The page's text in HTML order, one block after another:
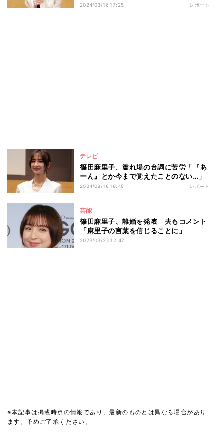
2024/03/16 17:25 レポート
テレビ
篠田麻里子、濡れ場の台詞に苦労「『あ
ーん』とか今まで覚えたことのない…」
2024/03/16 16:45 レポート
芸能
篠田麻里子、離婚を発表 夫もコメント
「麻里子の言葉を信じることに」
2023/03/23 12:47
※本記事は掲載時点の情報であり、最新のものとは異なる場合があり
ます。予めご了承ください。